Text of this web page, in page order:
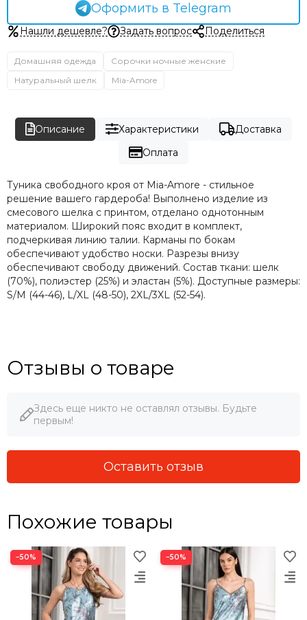
Оформить в Telegram
Нашли дешевле? Задать вопрос Поделиться
Домашняя одежда
Сорочки ночные женские
Натуральный шелк
Mia-Amore
Описание Характеристики
Доставка
Оплата
Туника свободного кроя от Mia-Amore - стильное
решение вашего гардероба! Выполнено изделие из
смесового шелка с принтом, отделано однотонным
материалом. Широкий пояс входит в комплект,
подчеркивая линию талии. Карманы по бокам
обеспечивают удобство носки. Разрезы внизу
обеспечивают свободу движений. Состав ткани: шелк
(70%), полиэстер (25%) и эластан (5%). Доступные размеры:
S/M (44-46), L/XL (48-50), 2XL/3XL (52-54).
Отзывы о товаре
Здесь еще никто не оставлял отзывы. Будьте
первым!
Оставить отзыв
Похожие товары
−50% −50%